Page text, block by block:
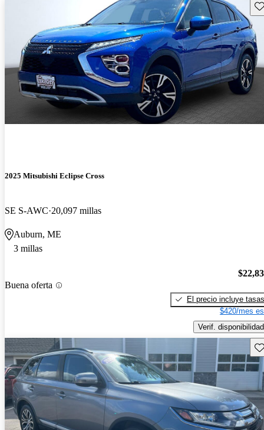
2025 Mitsubishi Eclipse Cross
SE S-AWC 20,097 millas
Auburn, ME
3 millas
Buena oferta
El precio incluye tasas
$420/mes
Verif. disponibilidad